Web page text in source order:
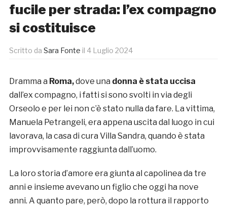
fucile per strada: l’ex compagno
si costituisce
Scritto da Sara Fonte il 4 Luglio 2024
Dramma a Roma,dove una donna è stata uccisa
dall’ex compagno, i fatti si sono svolti in via degli
Orseolo e per lei non c’è stato nulla da fare. La vittima,
Manuela Petrangeli, era appena uscita dal luogo in cui
lavorava, la casa di cura Villa Sandra, quando è stata
improvvisamente raggiunta dall’uomo.
La loro storia d’amore era giunta al capolinea da tre
anni e insieme avevano un figlio che oggi ha nove
anni. A quanto pare, però, dopo la rottura il rapporto